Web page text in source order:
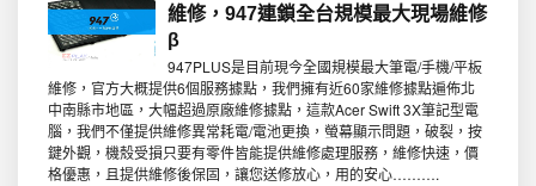
維修，947連鎖全台規模最大現場維修
β
947PLUS是目前現今全國規模最大筆電/手機/平板
維修，官方大概提供6個服務據點，我們擁有近60家維修據點遍佈北
中南縣市地區，大幅超過原廠維修據點，這款Acer Swift 3X筆記型電
腦，我們不僅提供維修異常耗電/電池更換，螢幕顯示問題，破裂，按
鍵外觀，機殼受損只要有零件皆能提供維修處理服務，維修快速，價
格優惠，且提供維修後保固，讓您送修放心，用的安心……….